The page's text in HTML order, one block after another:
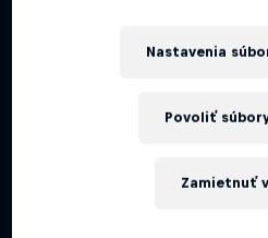
Nastavenia
Zamietnuť
Povoliť